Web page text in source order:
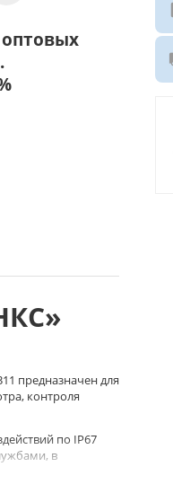
предназначен для
контроля
по IP67
в
"СФИНКС" в